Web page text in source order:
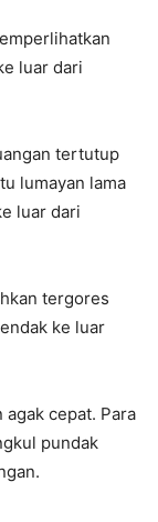
luar dari
tertutup
lumayan lama
luar dari
tergores
ke luar
cepat. Para
pundak